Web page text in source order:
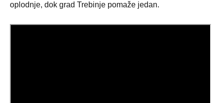
oplodnje, dok grad Trebinje pomaže jedan.